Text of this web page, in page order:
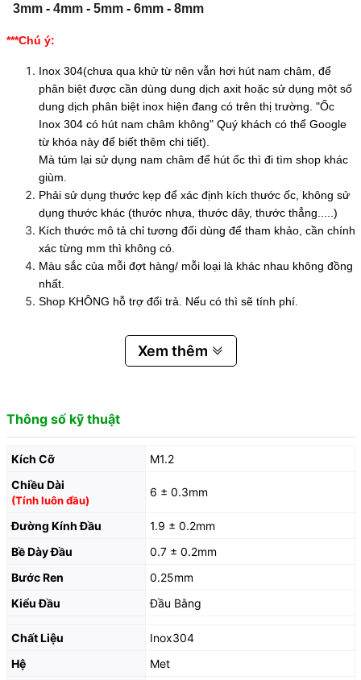
3mm- 4mm- 5mm- 6mm- 8mm
***Chú ý:
Inox 304(chưa qua khử từ nên vẫn hơi hút nam châm, để
phân biệt được cần dùng dung dịch axit hoặc sử dụng một số
dung dịch phân biệt inox hiện đang có trên thị trường. "Ốc
Inox 304 có hút nam châm không" Quý khách có thể Google
từ khóa này để biết thêm chi tiết).
Mà túm lại sử dụng nam châm để hút ốc thì đi tìm shop khác
giùm.
Phải sử dụng thước kẹp để xác định kích thước ốc, không sử
dụng thước khác (thước nhựa, thước dây, thước thẳng.....)
Kích thước mô tả chỉ tương đối dùng để tham khảo, cần chính
xác từng mm thì không có.
Màu sắc của mỗi đợt hàng/ mỗi loại là khác nhau không đồng
nhất.
Shop KHÔNG hỗ trợ đổi trả. Nếu có thì sẽ tính phí.
Xem thêm
Thông số kỹ thuật
Kích Cỡ
M1.2
Chiều Dài
(Tính luôn đầu)
6 ± 0.3mm
Đường Kính Đầu
1.9 ± 0.2mm
Bề Dày Đầu
0.7 ± 0.2mm
Bước Ren
0.25mm
Kiểu Đầu
Đầu Bằng
Chất Liệu
Inox304
Hệ
Met